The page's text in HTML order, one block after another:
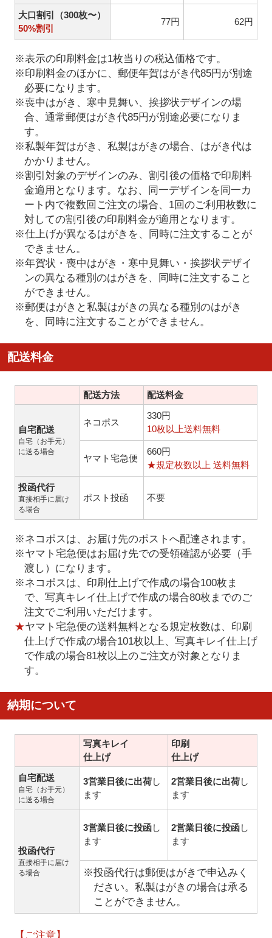
大口割引（300枚〜）
50%割引
77円 62円
※表示の印刷料金は1枚当りの税込価格です。
※印刷料金のほかに、郵便年賀はがき代85円が別途
必要になります。
※喪中はがき、寒中見舞い、挨拶状デザインの場
合、通常郵便はがき代85円が別途必要になりま
す。
※私製年賀はがき、私製はがきの場合、はがき代は
かかりません。
※割引対象のデザインのみ、割引後の価格で印刷料
金適用となります。なお、同一デザインを同一カ
ート内で複数回ご注文の場合、1回のご利用枚数に
対しての割引後の印刷料金が適用となります。
※仕上げが異なるはがきを、同時に注文することが
できません。
※年賀状・喪中はがき・寒中見舞い・挨拶状デザイ
ンの異なる種別のはがきを、同時に注文すること
ができません。
※郵便はがきと私製はがきの異なる種別のはがき
を、同時に注文することができません。
配送料金
配送方法 配送料金
自宅配送
自宅（お手元）
に送る場合
ネコポス
330円
10枚以上送料無料
ヤマト宅急便
660円
★規定枚数以上 送料無料
投函代行
直接相手に届け
る場合
ポスト投函 不要
※ネコポスは、お届け先のポストへ配達されます。
※ヤマト宅急便はお届け先での受領確認が必要（手
渡し）になります。
※ネコポスは、印刷仕上げで作成の場合100枚ま
で、写真キレイ仕上げで作成の場合80枚までのご
注文でご利用いただけます。
★ヤマト宅急便の送料無料となる規定枚数は、印刷
仕上げで作成の場合101枚以上、写真キレイ仕上げ
で作成の場合81枚以上のご注文が対象となりま
す。
納期について
写真キレイ
仕上げ
印刷
仕上げ
自宅配送
自宅（お手元）
に送る場合
3営業日後に出荷し
ます
2営業日後に出荷し
ます
投函代行
直接相手に届け
る場合
3営業日後に投函し
ます
2営業日後に投函し
ます
※投函代行は郵便はがきで申込みく
ださい。私製はがきの場合は承る
ことができません。
【ご注意】